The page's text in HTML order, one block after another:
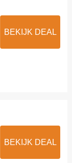
BEKIJK DEAL
BEKIJK DEAL